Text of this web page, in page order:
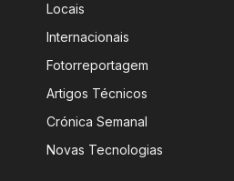
Locais
Internacionais
Fotorreportagem
Artigos Técnicos
Crónica Semanal
Novas Tecnologias